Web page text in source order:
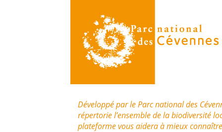
Développé par le Parc national des
répertorie l’ensemble de la biodiversité
plateforme vous aidera à mieux